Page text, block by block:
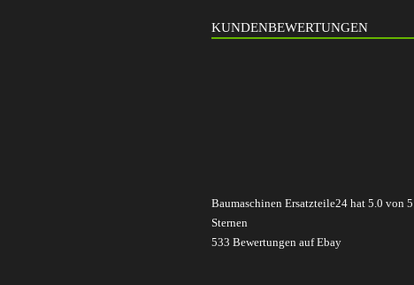
KUNDENBEWERTUNGEN
Baumaschinen Ersatzteile24 hat 5.0 von 5
Sternen
533 Bewertungen auf Ebay